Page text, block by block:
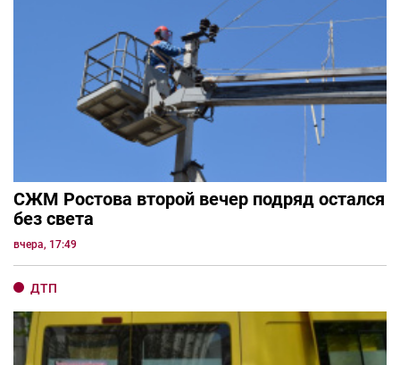
СЖМ Ростова второй вечер подряд остался
без света
вчера, 17:49
ДТП